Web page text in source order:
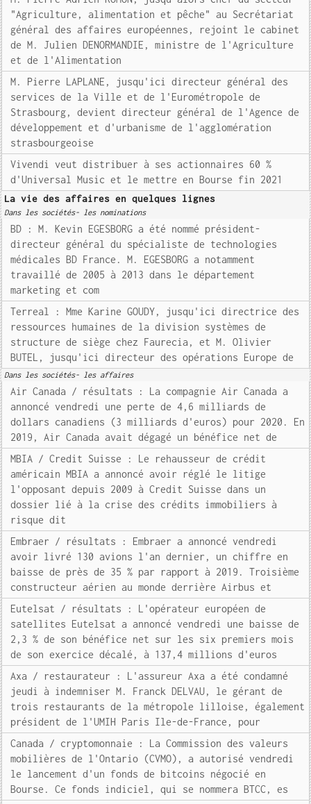
"Agriculture, alimentation et pêche" au Secrétariat
général des affaires européennes, rejoint le cabinet
de M. Julien DENORMANDIE, ministre de l'Agriculture
et de l'Alimentation
M. Pierre LAPLANE, jusqu'ici directeur général des
services de la Ville et de l'Eurométropole de
Strasbourg, devient directeur général de l'Agence de
développement et d'urbanisme de l'agglomération
strasbourgeoise
Vivendi veut distribuer à ses actionnaires 60 %
d'Universal Music et le mettre en Bourse fin 2021
La vie des affaires en quelques lignes
Dans les sociétés- les nominations
BD : M. Kevin EGESBORG a été nommé président-
directeur général du spécialiste de technologies
médicales BD France. M. EGESBORG a notamment
travaillé de 2005 à 2013 dans le département
marketing et com
Terreal : Mme Karine GOUDY, jusqu'ici directrice des
ressources humaines de la division systèmes de
structure de siège chez Faurecia, et M. Olivier
BUTEL, jusqu'ici directeur des opérations Europe de
Dans les sociétés- les affaires
Air Canada / résultats : La compagnie Air Canada a
annoncé vendredi une perte de 4,6 milliards de
dollars canadiens (3 milliards d'euros) pour 2020. En
2019, Air Canada avait dégagé un bénéfice net de
MBIA / Credit Suisse : Le rehausseur de crédit
américain MBIA a annoncé avoir réglé le litige
l'opposant depuis 2009 à Credit Suisse dans un
dossier lié à la crise des crédits immobiliers à
risque dit
Embraer / résultats : Embraer a annoncé vendredi
avoir livré 130 avions l'an dernier, un chiffre en
baisse de près de 35 % par rapport à 2019. Troisième
constructeur aérien au monde derrière Airbus et
Eutelsat / résultats : L'opérateur européen de
satellites Eutelsat a annoncé vendredi une baisse de
2,3 % de son bénéfice net sur les six premiers mois
de son exercice décalé, à 137,4 millions d'euros
Axa / restaurateur : L'assureur Axa a été condamné
jeudi à indemniser M. Franck DELVAU, le gérant de
trois restaurants de la métropole lilloise, également
président de l'UMIH Paris Ile-de-France, pour
Canada / cryptomonnaie : La Commission des valeurs
mobilières de l'Ontario (CVMO), a autorisé vendredi
le lancement d'un fonds de bitcoins négocié en
Bourse. Ce fonds indiciel, qui se nommera BTCC, es